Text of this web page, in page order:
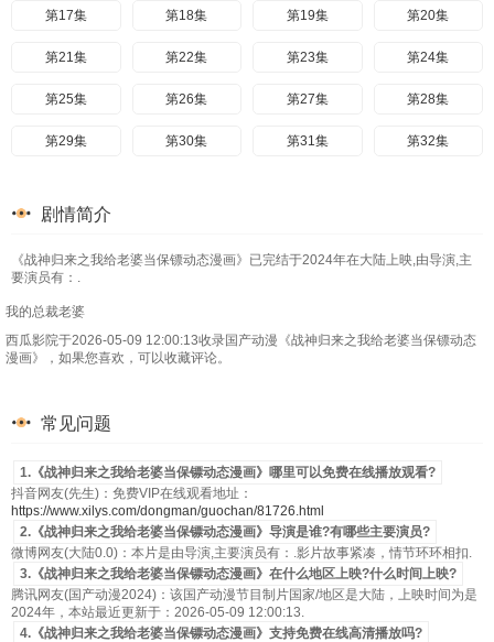
第17集 第18集 第19集 第20集
第21集 第22集 第23集 第24集
第25集 第26集 第27集 第28集
第29集 第30集 第31集 第32集
第37集
剧情简介
《战神归来之我给老婆当保镖动态漫画》已完结于2024年在大陆上映,由导演,主
要演员有：.
我的总裁老婆
西瓜影院于2026-05-09 12:00:13收录国产动漫《战神归来之我给老婆当保镖动态
漫画》，如果您喜欢，可以收藏评论。
常见问题
1.《战神归来之我给老婆当保镖动态漫画》哪里可以免费在线播放观看?
抖音网友(先生)：免费VIP在线观看地址：
https://www.xilys.com/dongman/guochan/81726.html
2.《战神归来之我给老婆当保镖动态漫画》导演是谁?有哪些主要演员?
微博网友(大陆0.0)：本片是由导演,主要演员有：.影片故事紧凑，情节环环相扣.
3.《战神归来之我给老婆当保镖动态漫画》在什么地区上映?什么时间上映?
腾讯网友(国产动漫2024)：该国产动漫节目制片国家/地区是大陆，上映时间为是
2024年，本站最近更新于：2026-05-09 12:00:13.
4.《战神归来之我给老婆当保镖动态漫画》支持免费在线高清播放吗?